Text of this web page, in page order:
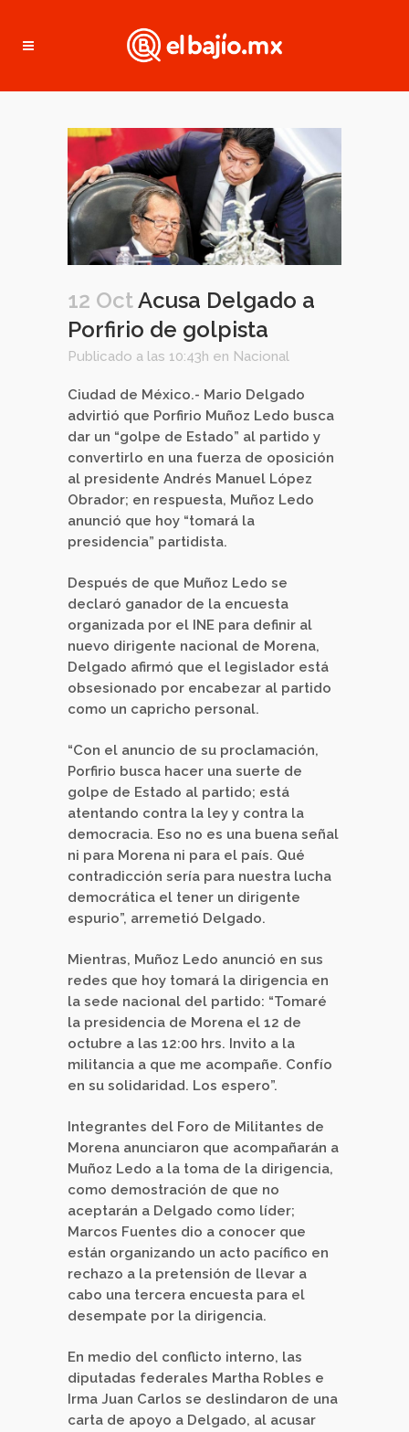
12 OctAcusa Delgado a
Porfirio de golpista
Publicado a las 10:43h en Nacional
Ciudad de México.- Mario Delgado
advirtió que Porfirio Muñoz Ledo busca
dar un “golpe de Estado” al partido y
convertirlo en una fuerza de oposición
al presidente Andrés Manuel López
Obrador; en respuesta, Muñoz Ledo
anunció que hoy “tomará la
presidencia” partidista.
Después de que Muñoz Ledo se
declaró ganador de la encuesta
organizada por el INE para definir al
nuevo dirigente nacional de Morena,
Delgado afirmó que el legislador está
obsesionado por encabezar al partido
como un capricho personal.
“Con el anuncio de su proclamación,
Porfirio busca hacer una suerte de
golpe de Estado al partido; está
atentando contra la ley y contra la
democracia. Eso no es una buena señal
ni para Morena ni para el país. Qué
contradicción sería para nuestra lucha
democrática el tener un dirigente
espurio”, arremetió Delgado.
Mientras, Muñoz Ledo anunció en sus
redes que hoy tomará la dirigencia en
la sede nacional del partido: “Tomaré
la presidencia de Morena el 12 de
octubre a las 12:00 hrs. Invito a la
militancia a que me acompañe. Confío
en su solidaridad. Los espero”.
Integrantes del Foro de Militantes de
Morena anunciaron que acompañarán a
Muñoz Ledo a la toma de la dirigencia,
como demostración de que no
aceptarán a Delgado como líder;
Marcos Fuentes dio a conocer que
están organizando un acto pacífico en
rechazo a la pretensión de llevar a
cabo una tercera encuesta para el
desempate por la dirigencia.
En medio del conflicto interno, las
diputadas federales Martha Robles e
Irma Juan Carlos se deslindaron de una
carta de apoyo a Delgado, al acusar